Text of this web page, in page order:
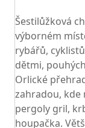
Šestilůžková
výborném
rybářů,
dětmi,
Orlické
zahradou, kde
pergoly gril,
houpačka.